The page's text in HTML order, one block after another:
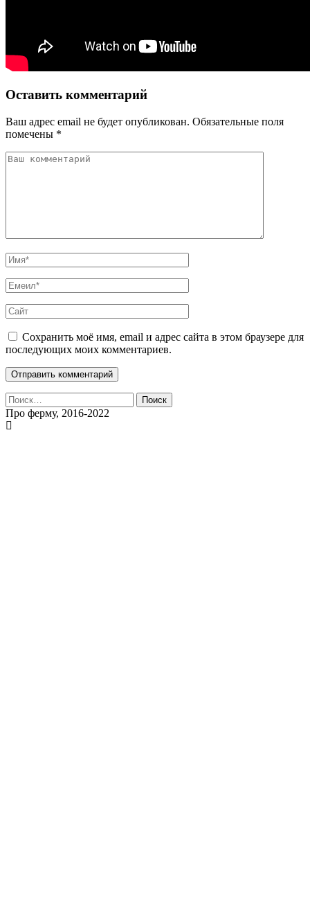
Оставить комментарий
Ваш адрес email не будет опубликован. Обязательные поля
помечены *
Сохранить моё имя, email и адрес сайта в этом браузере для
последующих моих комментариев.
Найти:
Про ферму, 2016-2022